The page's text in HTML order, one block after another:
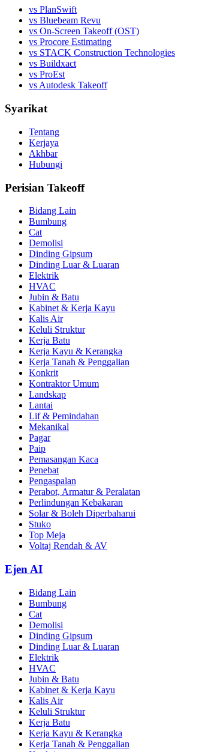
vs PlanSwift
vs Bluebeam Revu
vs On-Screen Takeoff (OST)
vs Procore Estimating
vs STACK Construction Technologies
vs Buildxact
vs ProEst
vs Autodesk Takeoff
Syarikat
Tentang
Kerjaya
Akhbar
Hubungi
Perisian Takeoff
Bidang Lain
Bumbung
Cat
Demolisi
Dinding Gipsum
Dinding Luar & Luaran
Elektrik
HVAC
Jubin & Batu
Kabinet & Kerja Kayu
Kalis Air
Keluli Struktur
Kerja Batu
Kerja Kayu & Kerangka
Kerja Tanah & Penggalian
Konkrit
Kontraktor Umum
Landskap
Lantai
Lif & Pemindahan
Mekanikal
Pagar
Paip
Pemasangan Kaca
Penebat
Pengaspalan
Perabot, Armatur & Peralatan
Perlindungan Kebakaran
Solar & Boleh Diperbaharui
Stuko
Top Meja
Voltaj Rendah & AV
Ejen AI
Bidang Lain
Bumbung
Cat
Demolisi
Dinding Gipsum
Dinding Luar & Luaran
Elektrik
HVAC
Jubin & Batu
Kabinet & Kerja Kayu
Kalis Air
Keluli Struktur
Kerja Batu
Kerja Kayu & Kerangka
Kerja Tanah & Penggalian